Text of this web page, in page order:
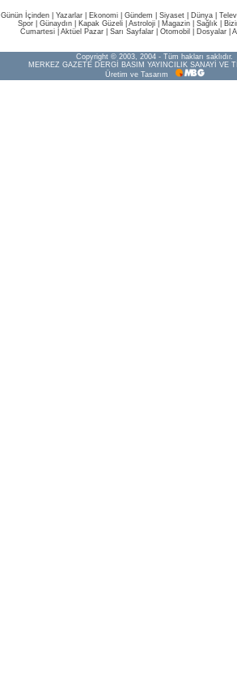
Günün İçinden Yazarlar Ekonomi Gündem Siyaset Dünya |
Spor
Günaydın Kapak Güzeli Astroloji Magazin Sağlık
Cumartesi| Aktüel Pazar| Sarı Sayfalar| Otomobil Dosyalar|
Copyright © 2003, 2004 - Tüm hakları saklıdır.
MERKEZ GAZETE DERGİ BASIM YAYINCILIK SANAYİ VE
Üretim ve Tasarım